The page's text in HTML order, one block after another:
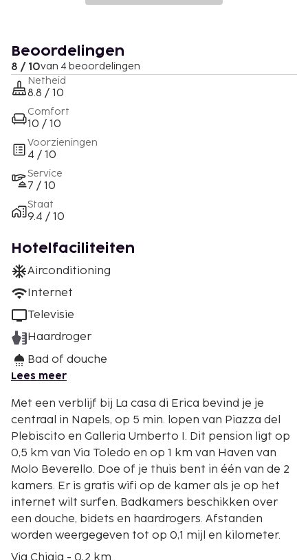
Beoordelingen
8 / 10van 4 beoordelingen
Netheid
8.8 / 10
Comfort
10 / 10
Voorzieningen
4 / 10
Service
7 / 10
Staat
9.4 / 10
Hotelfaciliteiten
Airconditioning
Internet
Televisie
Haardroger
Bad of douche
Lees meer
Met een verblijf bij La casa di Erica bevind je je
centraal in Napels, op 5 min. lopen van Piazza del
Plebiscito en Galleria Umberto I. Dit pension ligt op
0,5 km van Via Toledo en op 1 km van Haven van
Molo Beverello. Doe of je thuis bent in één van de 2
kamers. Er is gratis wifi op de kamer als je op het
internet wilt surfen. Badkamers beschikken over
een douche, bidets en haardrogers. Afstanden
worden weergegeven tot op 0,1 mijl en kilometer.